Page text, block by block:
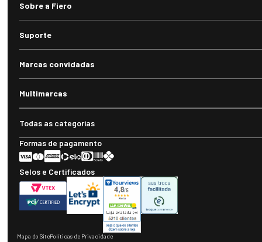
Sobre a Fiero
Suporte
Marcas convidadas
Multimarcas
Todas as categorias
Formas de pagamento
Selos e Certificados
Mapa do SitePolíticas de Privacidade